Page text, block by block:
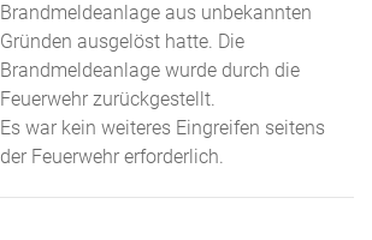
Brandmeldeanlage aus unbekannten
Gründen ausgelöst hatte. Die
Brandmeldeanlage wurde durch die
Feuerwehr zurückgestellt.
Es war kein weiteres Eingreifen seitens
der Feuerwehr erforderlich.